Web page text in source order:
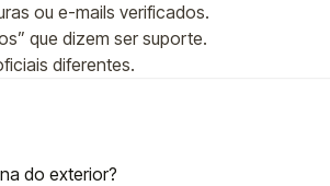
ou e-mails verificados.
que dizem ser suporte.
diferentes.
do exterior?